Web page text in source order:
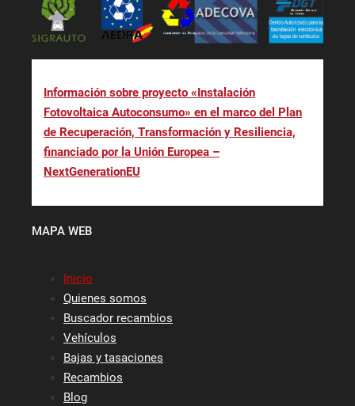
Información sobre proyecto «Instalación
Fotovoltaica Autoconsumo» en el marco del Plan
de Recuperación, Transformación y Resiliencia,
financiado por la Unión Europea –
NextGenerationEU
MAPA WEB
Inicio
Quienes somos
Buscador recambios
Vehículos
Bajas y tasaciones
Recambios
Blog